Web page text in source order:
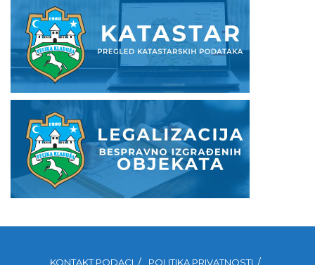
KONTAKT PODACI POLITIKA PRIVATNOSTI